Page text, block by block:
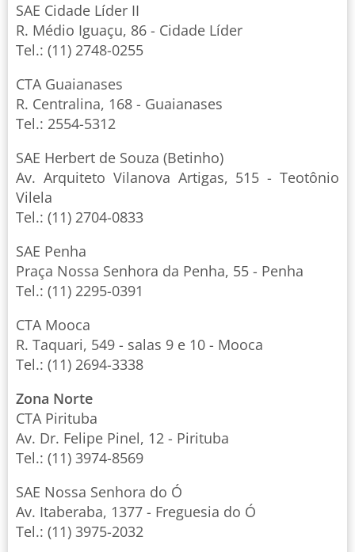
SAE Cidade Líder II
R. Médio Iguaçu, 86 - Cidade Líder
Tel.: (11) 2748-0255
CTA Guaianases
R. Centralina, 168 - Guaianases
Tel.: 2554-5312
SAE Herbert de Souza (Betinho)
Av. Arquiteto Vilanova Artigas, 515 - Teotônio
Vilela
Tel.: (11) 2704-0833
SAE Penha
Praça Nossa Senhora da Penha, 55 - Penha
Tel.: (11) 2295-0391
CTA Mooca
R. Taquari, 549 - salas 9 e 10 - Mooca
Tel.: (11) 2694-3338
Zona Norte
CTA Pirituba
Av. Dr. Felipe Pinel, 12 - Pirituba
Tel.: (11) 3974-8569
SAE Nossa Senhora do Ó
Av. Itaberaba, 1377 - Freguesia do Ó
Tel.: (11) 3975-2032